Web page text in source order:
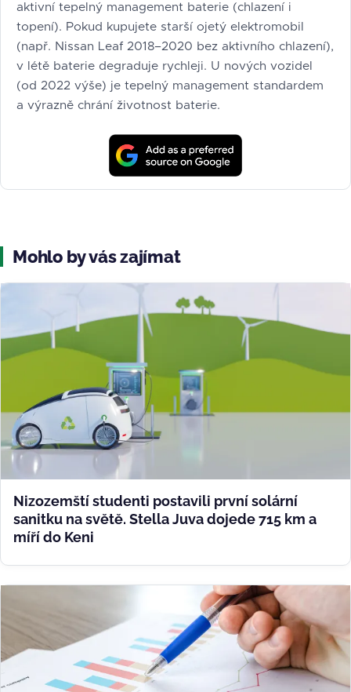
aktivní tepelný management baterie (chlazení i
topení). Pokud kupujete starší ojetý elektromobil
(např. Nissan Leaf 2018–2020 bez aktivního chlazení),
v létě baterie degraduje rychleji. U nových vozidel
(od 2022 výše) je tepelný management standardem
a výrazně chrání životnost baterie.
Mohlo by vás zajímat
Nizozemští studenti postavili první solární
sanitku na světě. Stella Juva dojede 715 km a
míří do Keni